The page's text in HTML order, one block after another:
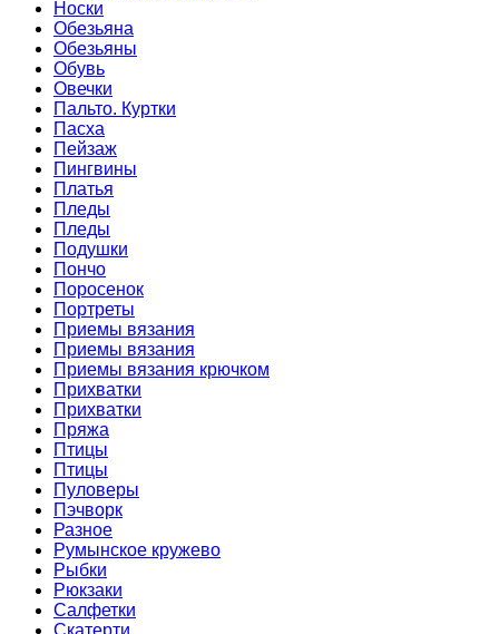
Носки
Обезьяна
Обезьяны
Обувь
Овечки
Пальто. Куртки
Пасха
Пейзаж
Пингвины
Платья
Пледы
Пледы
Подушки
Пончо
Поросенок
Портреты
Приемы вязания
Приемы вязания
Приемы вязания крючком
Прихватки
Прихватки
Пряжа
Птицы
Птицы
Пуловеры
Пэчворк
Разное
Румынское кружево
Рыбки
Рюкзаки
Салфетки